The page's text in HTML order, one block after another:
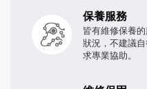
保養服務
皆有維修保養
狀況，不建議
求專業協助。